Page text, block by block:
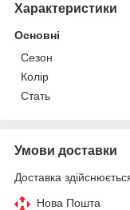
Характеристики
Основні
Сезон
Колір
Стать
Умови доставки
Доставка
Нова Пошта